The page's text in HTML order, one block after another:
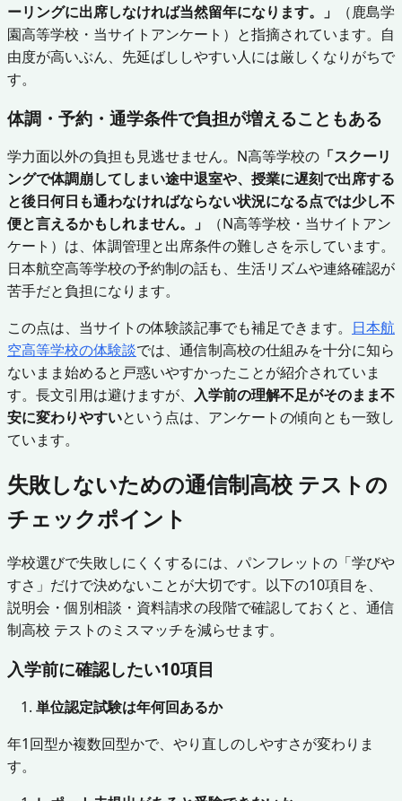
ーリングに出席しなければ当然留年になります。」
（鹿島学
園高等学校・当サイトアンケート）と指摘されています。自
由度が高いぶん、先延ばししやすい人には厳しくなりがちで
す。
体調・予約・通学条件で負担が増えることもある
学力面以外の負担も見逃せません。N高等学校の 「スクーリ
ングで体調崩してしまい途中退室や、授業に遅刻で出席する
と後日何日も通わなければならない状況になる点では少し不
便と言えるかもしれません。」
（N高等学校・当サイトアン
ケート）は、体調管理と出席条件の難しさを示しています。
日本航空高等学校の予約制の話も、生活リズムや連絡確認が
苦手だと負担になります。
この点は、当サイトの体験談記事でも補足できます。 日本航
空高等学校の体験談では、通信制高校の仕組みを十分に知ら
ないまま始めると戸惑いやすかったことが紹介されていま
す。長文引用は避けますが、 入学前の理解不足がそのまま不
安に変わりやすいという点は、アンケートの傾向とも一致し
ています。
失敗しないための通信制高校 テストの
チェックポイント
学校選びで失敗しにくくするには、パンフレットの「学びや
すさ」だけで決めないことが大切です。以下の10項目を、
説明会・個別相談・資料請求の段階で確認しておくと、通信
制高校 テストのミスマッチを減らせます。
入学前に確認したい10項目
単位認定試験は年何回あるか
年1回型か複数回型かで、やり直しのしやすさが変わりま
す。